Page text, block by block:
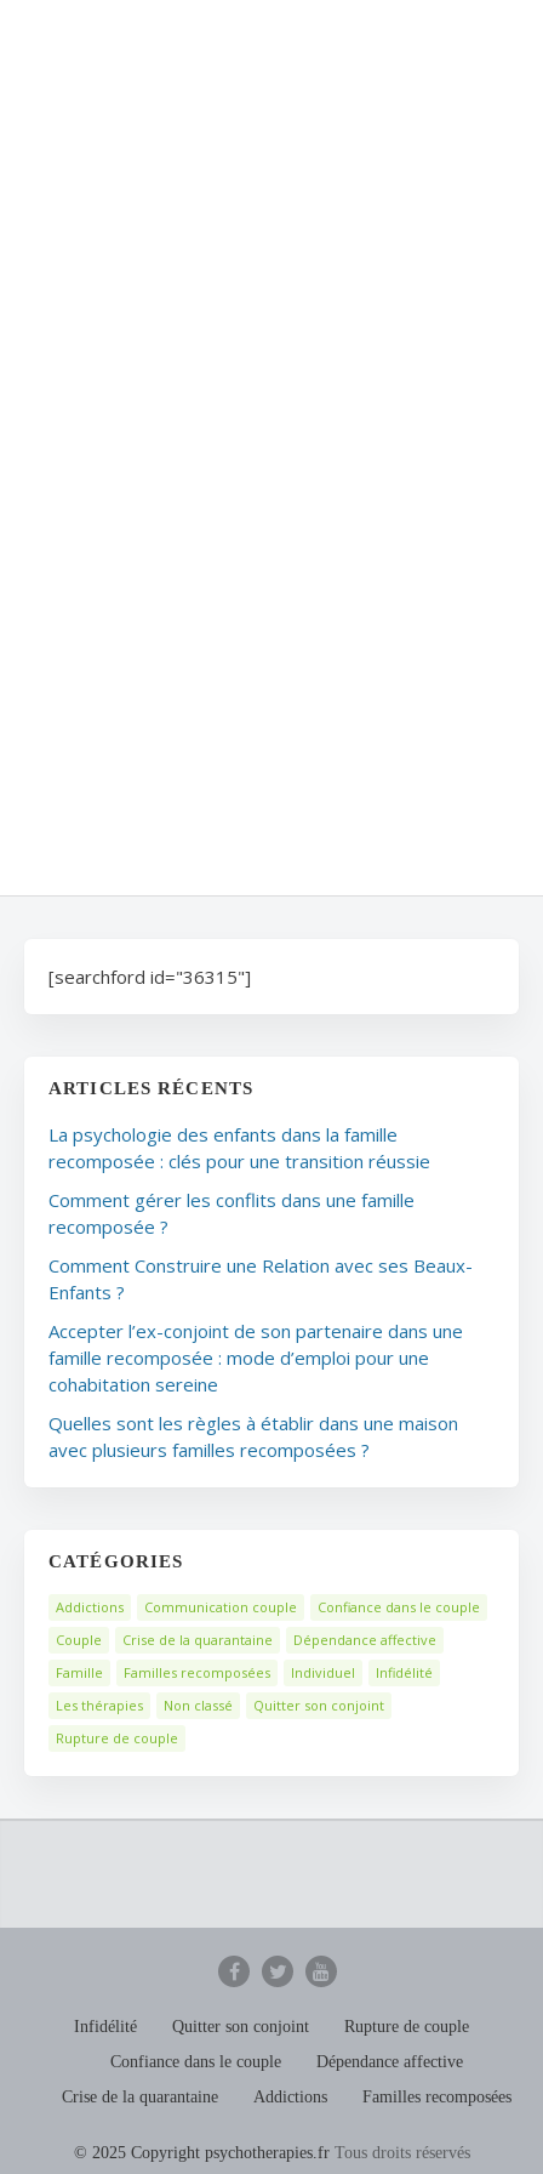
[searchford id="36315"]
ARTICLES RÉCENTS
La psychologie des enfants dans la famille
recomposée : clés pour une transition réussie
Comment gérer les conflits dans une famille
recomposée ?
Comment Construire une Relation avec ses Beaux-
Enfants ?
Accepter l’ex-conjoint de son partenaire dans une
famille recomposée : mode d’emploi pour une
cohabitation sereine
Quelles sont les règles à établir dans une maison
avec plusieurs familles recomposées ?
CATÉGORIES
Addictions Communication couple
Confiance dans le couple
Couple
Crise de la quarantaine
Dépendance affective
Famille
Familles recomposées Individuel
Infidélité
Les thérapies
Non classé
Quitter son conjoint
Rupture de couple
Infidélité Quitter son conjoint
Rupture de couple
Confiance dans le couple
Dépendance affective
Crise de la quarantaine
Addictions Familles recomposées
© 2025 Copyright psychotherapies.frTous droits réservés